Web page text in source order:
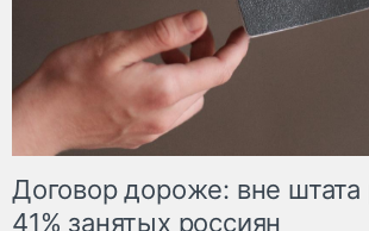
Договор дороже: вне штата
41% занятых россиян